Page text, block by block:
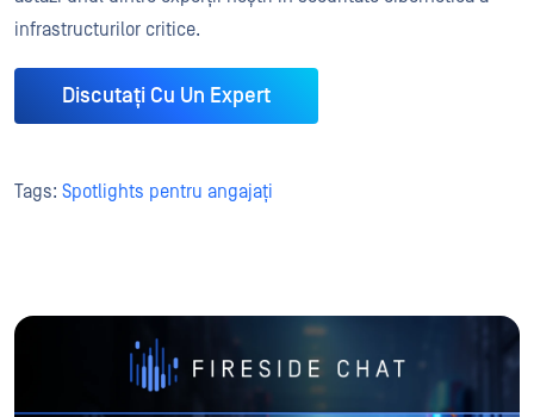
infrastructurilor critice.
Discutați Cu Un Expert
Tags: Spotlights pentru angajați